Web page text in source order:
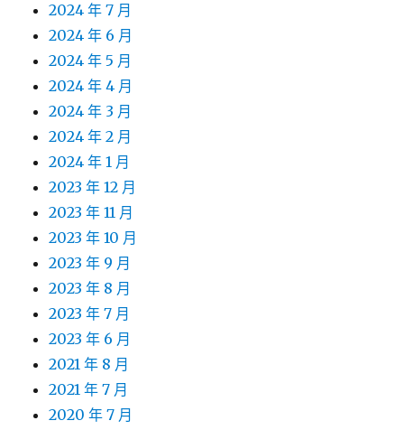
2024 年 7 月
2024 年 6 月
2024 年 5 月
2024 年 4 月
2024 年 3 月
2024 年 2 月
2024 年 1 月
2023 年 12 月
2023 年 11 月
2023 年 10 月
2023 年 9 月
2023 年 8 月
2023 年 7 月
2023 年 6 月
2021 年 8 月
2021 年 7 月
2020 年 7 月